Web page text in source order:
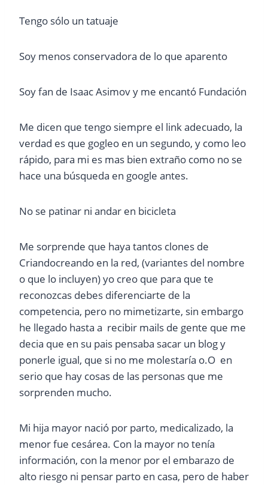
Tengo sólo un tatuaje
Soy menos conservadora de lo que aparento
Soy fan de Isaac Asimov y me encantó Fundación
Me dicen que tengo siempre el link adecuado, la
verdad es que gogleo en un segundo, y como leo
rápido, para mi es mas bien extraño como no se
hace una búsqueda en google antes.
No se patinar ni andar en bicicleta
Me sorprende que haya tantos clones de
Criandocreando en la red, (variantes del nombre
o que lo incluyen) yo creo que para que te
reconozcas debes diferenciarte de la
competencia, pero no mimetizarte, sin embargo
he llegado hasta a recibir mails de gente que me
decia que en su pais pensaba sacar un blog y
ponerle igual, que si no me molestaría o.O en
serio que hay cosas de las personas que me
sorprenden mucho.
Mi hija mayor nació por parto, medicalizado, la
menor fue cesárea. Con la mayor no tenía
información, con la menor por el embarazo de
alto riesgo ni pensar parto en casa, pero de haber